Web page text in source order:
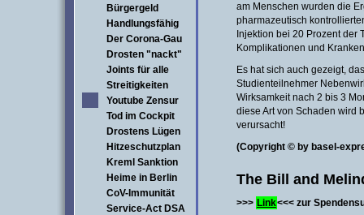
Bürgergeld
Handlungsfähig
Der Corona-Gau
Drosten "nackt"
Joints für alle
Streitigkeiten
Youtube Zensur
Tod im Cockpit
Drostens Lügen
Hitzeschutzplan
Kreml Sanktion
Heime in Berlin
CoV-Immunität
Service-Act DSA
am Menschen wurden die
pharmazeutisch
Injektion bei 20 Prozent der
Komplikationen und
Es hat sich auch gezeigt,
Studienteilnehmer
Wirksamkeit nach 2 bis 3
diese Art von Schaden wird
verursacht!
(Copyright © by basel-
The Bill and
>>> Link<<< zur